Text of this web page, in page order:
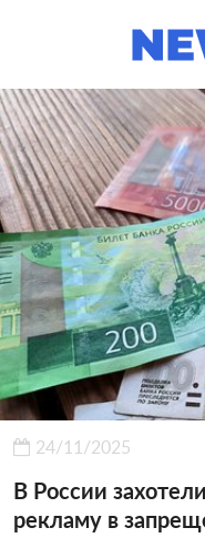
24/11/2025
В России
рекламу в